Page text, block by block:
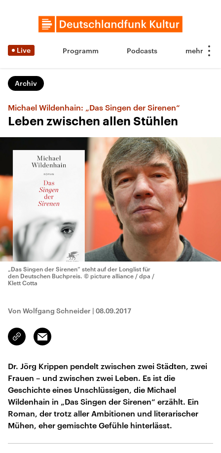
Live Programm Podcasts
Archiv
Michael Wildenhain: „Das Singen der Sirenen“
Leben zwischen allen Stühlen
„Das Singen der Sirenen“ steht auf der Longlist für
den Deutschen Buchpreis. © picture alliance / dpa /
Klett Cotta
Von Wolfgang Schneider | 08.09.2017
Link
kopieren/teilen
Email
Dr. Jörg Krippen pendelt zwischen zwei Städten, zwei
Frauen – und zwischen zwei Leben. Es ist die
Geschichte eines Unschlüssigen, die Michael
Wildenhain in „Das Singen der Sirenen“ erzählt. Ein
Roman, der trotz aller Ambitionen und literarischer
Mühen, eher gemischte Gefühle hinterlässt.